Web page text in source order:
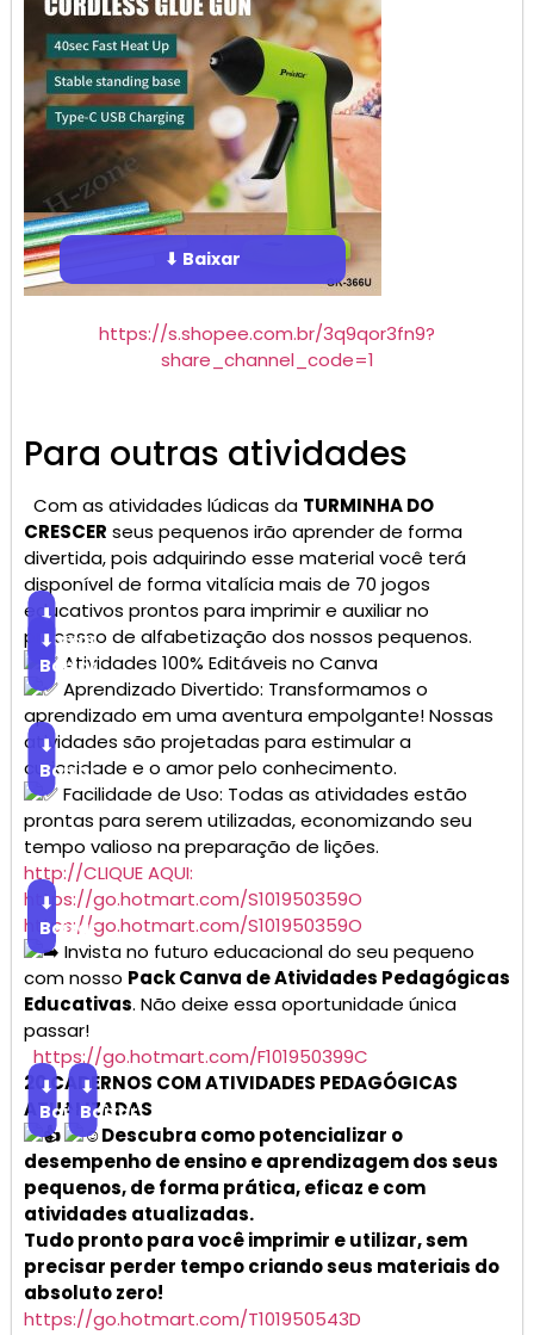
⬇ Baixar
https://s.shopee.com.br/3q9qor3fn9?
share_channel_code=1
Para outras atividades
Com as atividades lúdicas da TURMINHA DO
CRESCER seus pequenos irão aprender de forma
divertida, pois adquirindo esse material você terá
disponível de forma vitalícia mais de 70 jogos
educativos prontos para imprimir e auxiliar no
processo de alfabetização dos nossos pequenos.
⬇
Baixar
Atividades 100% Editáveis no Canva
⬇
Baixar
Aprendizado Divertido: Transformamos o
aprendizado em uma aventura empolgante! Nossas
atividades são projetadas para estimular a
curiosidade e o amor pelo conhecimento.
⬇
Baixar
Facilidade de Uso: Todas as atividades estão
prontas para serem utilizadas, economizando seu
tempo valioso na preparação de lições.
http://CLIQUE AQUI:
https://go.hotmart.com/S101950359O
https://go.hotmart.com/S101950359O
⬇
Baixar
Invista no futuro educacional do seu pequeno
com nosso Pack Canva de Atividades Pedagógicas
Educativas. Não deixe essa oportunidade única
passar!
https://go.hotmart.com/F101950399C
20 CADERNOS COM ATIVIDADES PEDAGÓGICAS
ATUALIZADAS
⬇
Baixar
⬇
Baixar
Descubra como potencializar o
desempenho de ensino e aprendizagem dos seus
pequenos, de forma prática, eficaz e com
atividades atualizadas.
Tudo pronto para você imprimir e utilizar, sem
precisar perder tempo criando seus materiais do
absoluto zero!
https://go.hotmart.com/T101950543D